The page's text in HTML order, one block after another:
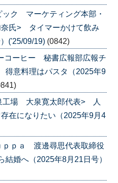
ック マーケティング本部・
氏> タイマーかけて飲み
('25/09/19) (0842)
コーヒー 秘書広報部広報チ
意料理はパスタ（2025年9
工場 大泉寛太郎代表> 人
在になりたい（2025年9月4
ｐｐａ 渡邊尋思代表取締役
婚へ（2025年8月21日号）